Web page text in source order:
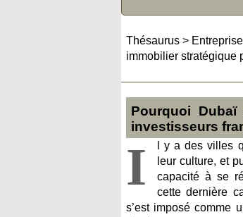
Thésaurus > Entreprise
immobilier stratégique
Pourquoi
investisseurs
I
l y a des villes
leur culture, et
capacité à se
cette dernière
s’est imposé comme